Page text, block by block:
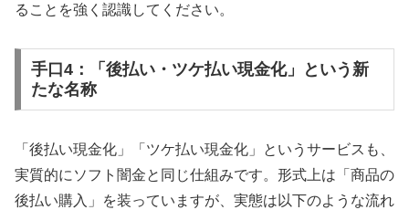
ることを強く認識してください。
手口4：「後払い・ツケ払い現金化」という新
たな名称
「後払い現金化」「ツケ払い現金化」というサービスも、
実質的にソフト闇金と同じ仕組みです。形式上は「商品の
後払い購入」を装っていますが、実態は以下のような流れ